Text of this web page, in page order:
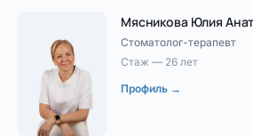
Мясникова Юлия
Стоматолог-терапевт
Стаж — 26 лет
Профиль →